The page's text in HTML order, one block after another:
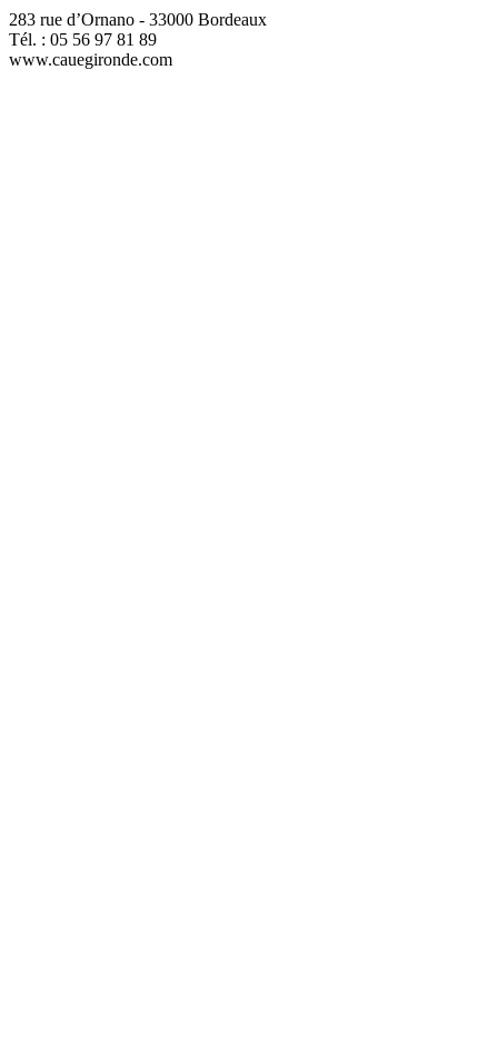
283 rue d’Ornano - 33000 Bordeaux
Tél. : 05 56 97 81 89
www.cauegironde.com